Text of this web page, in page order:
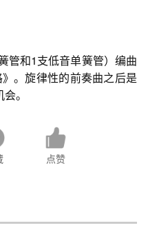
管和1支低音单簧管）编曲
。旋律性的前奏曲之后是
。
点赞